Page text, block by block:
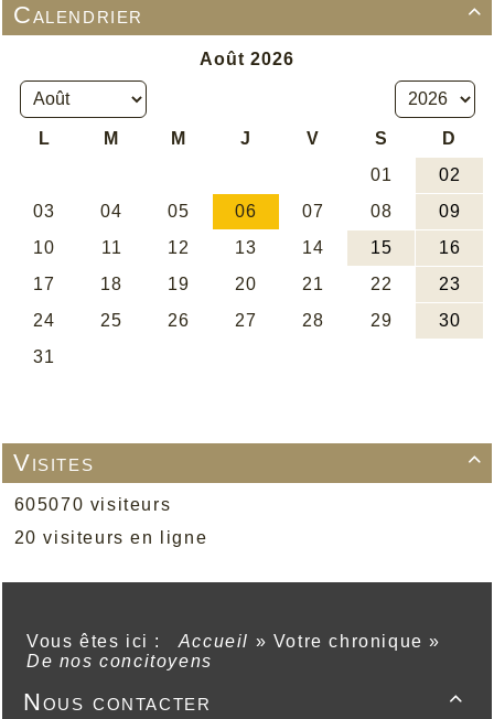

Calendrier

Visites
605070 visiteurs
20 visiteurs en ligne
Vous êtes ici : Accueil » Votre chronique »
De nos concitoyens

Nous contacter